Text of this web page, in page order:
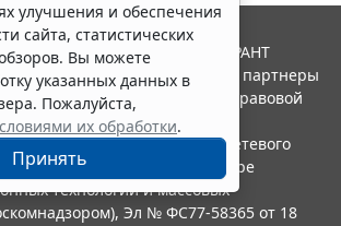
улучшения и обеспечения
сайта, статистических
Вы можете
указанных данных в
Пожалуйста,
их обработки.
Принять
СЕРВИС", 2026. Система ГАРАНТ
года. Компания "Гарант" и ее партнеры
Российской ассоциации правовой
в качестве сетевого
службой по надзору в сфере
технологий и массовых
Эл № ФС77-58365 от 18